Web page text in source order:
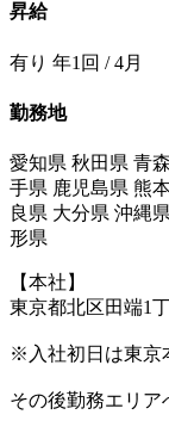
昇給
有り 年1回 / 4月
勤務地
愛知県 秋田県 青
手県 鹿児島県 熊
良県 大分県 沖縄
形県
【本社】
東京都北区田端1
※入社初日は東京
その後勤務エリア